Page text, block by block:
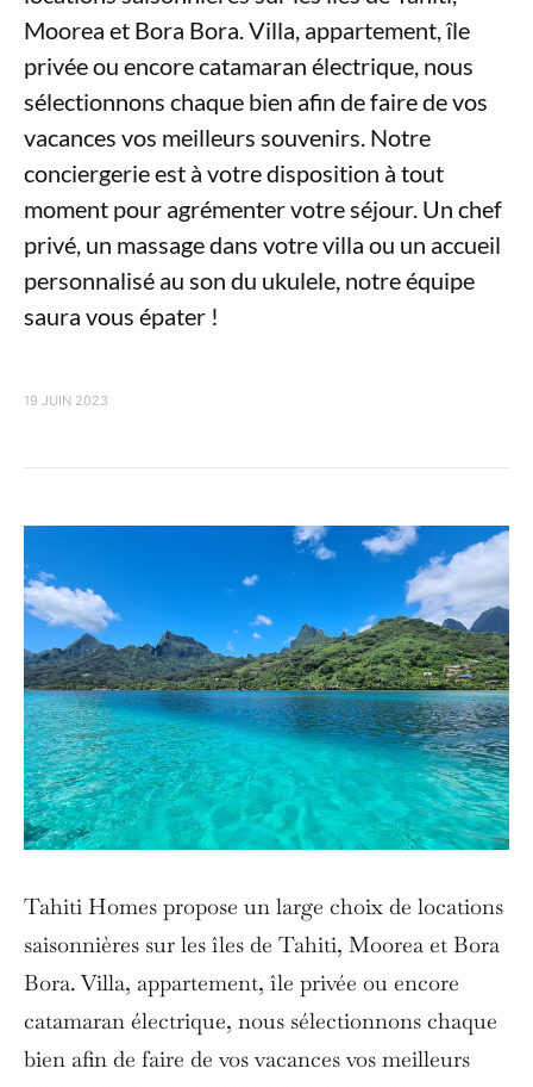
Moorea et Bora Bora. Villa, appartement, île
privée ou encore catamaran électrique, nous
sélectionnons chaque bien afin de faire de vos
vacances vos meilleurs souvenirs. Notre
conciergerie est à votre disposition à tout
moment pour agrémenter votre séjour. Un chef
privé, un massage dans votre villa ou un accueil
personnalisé au son du ukulele, notre équipe
saura vous épater !
19 JUIN 2023
Tahiti Homes propose un large choix de locations
saisonnières sur les îles de Tahiti, Moorea et Bora
Bora. Villa, appartement, île privée ou encore
catamaran électrique, nous sélectionnons chaque
bien afin de faire de vos vacances vos meilleurs